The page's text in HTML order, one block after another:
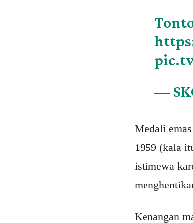
—
Medali
1959 (kala
istimewa
Kenangan